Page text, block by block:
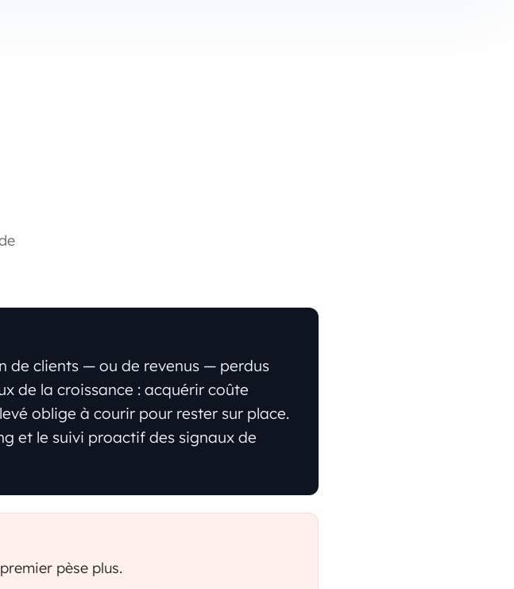
clients — ou de revenus — perdus
de la croissance : acquérir coûte
oblige à courir pour rester sur place.
et le suivi proactif des signaux de
pèse plus.